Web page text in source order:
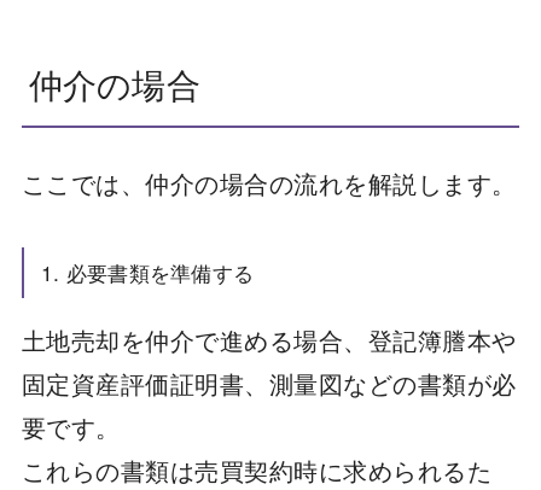
仲介の場合
ここでは、仲介の場合の流れを解説します。
1. 必要書類を準備する
土地売却を仲介で進める場合、登記簿謄本や
固定資産評価証明書、測量図などの書類が必
要です。
これらの書類は売買契約時に求められるた